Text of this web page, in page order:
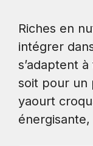
Riches en
intégrer
s’adaptent
soit pour un
yaourt